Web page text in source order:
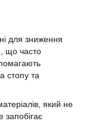
для зниження
що часто
стопу та
який не
запобігає